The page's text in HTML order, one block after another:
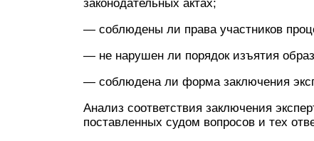
законодательных актах;
— соблюдены ли права участников
— не нарушен ли порядок изъятия
— соблюдена ли форма заключения
Анализ соответствия заключения
поставленных судом вопросов и тех